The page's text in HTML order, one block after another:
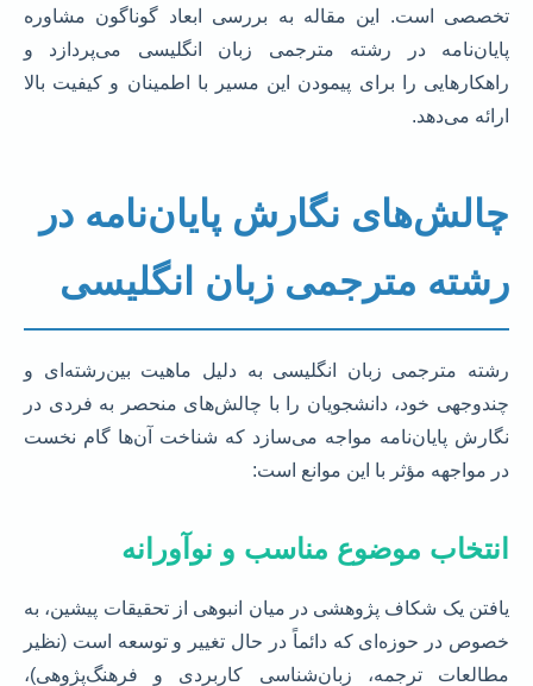
تخصصی است. این مقاله به بررسی ابعاد گوناگون مشاوره
پایان‌نامه در رشته مترجمی زبان انگلیسی می‌پردازد و
راهکارهایی را برای پیمودن این مسیر با اطمینان و کیفیت بالا
ارائه می‌دهد.
چالش‌های نگارش پایان‌نامه در
رشته مترجمی زبان انگلیسی
رشته مترجمی زبان انگلیسی به دلیل ماهیت بین‌رشته‌ای و
چندوجهی خود، دانشجویان را با چالش‌های منحصر به فردی در
نگارش پایان‌نامه مواجه می‌سازد که شناخت آن‌ها گام نخست
در مواجهه مؤثر با این موانع است:
انتخاب موضوع مناسب و نوآورانه
یافتن یک شکاف پژوهشی در میان انبوهی از تحقیقات پیشین، به
خصوص در حوزه‌ای که دائماً در حال تغییر و توسعه است (نظیر
مطالعات ترجمه، زبان‌شناسی کاربردی و فرهنگ‌پژوهی)،